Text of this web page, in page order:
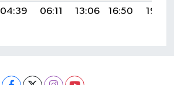
04:39 06:11 13:06 16:50 19:50